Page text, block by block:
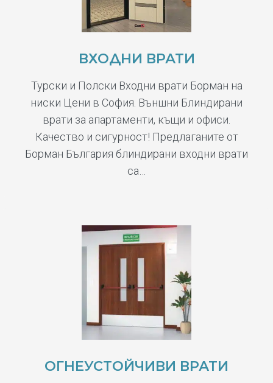
ВХОДНИ ВРАТИ
Турски и Полски Входни врати Борман на
ниски Цени в София. Външни Блиндирани
врати за апартаменти, къщи и офиси.
Качество и сигурност! Предлаганите от
Борман България блиндирани входни врати
са…
ОГНЕУСТОЙЧИВИ ВРАТИ